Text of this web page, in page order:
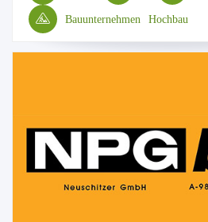
Bauunternehmen Hochbau